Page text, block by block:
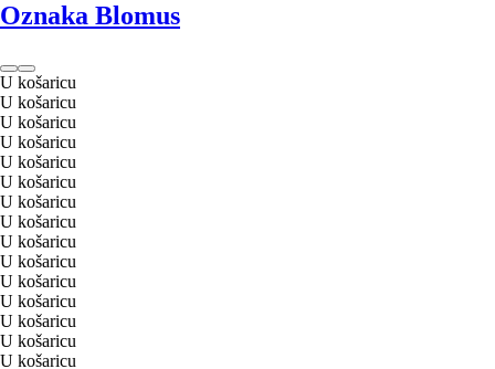
Oznaka Blomus
U košaricu
U košaricu
U košaricu
U košaricu
U košaricu
U košaricu
U košaricu
U košaricu
U košaricu
U košaricu
U košaricu
U košaricu
U košaricu
U košaricu
U košaricu